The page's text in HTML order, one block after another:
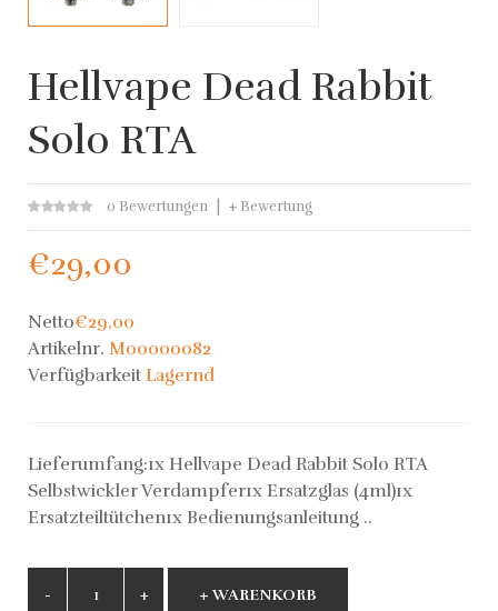
Hellvape Dead Rabbit
Solo RTA
0 Bewertungen + Bewertung
€29,00
Netto€29,00
Artikelnr. M00000082
Verfügbarkeit Lagernd
Lieferumfang:1x Hellvape Dead Rabbit Solo RTA
Selbstwickler Verdampfer1x Ersatzglas (4ml)1x
Ersatzteiltütchen1x Bedienungsanleitung ..
+ WARENKORB